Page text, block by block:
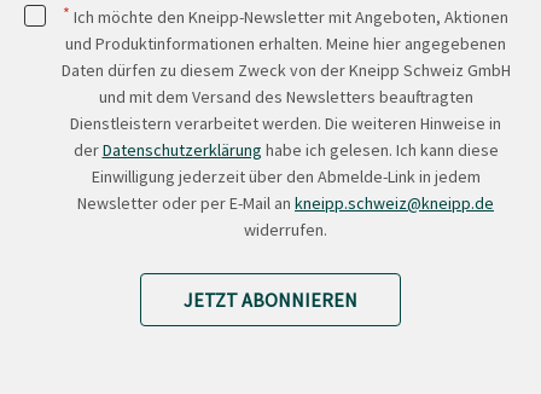
* Ich möchte den Kneipp-Newsletter mit Angeboten, Aktionen
und Produktinformationen erhalten. Meine hier angegebenen
Daten dürfen zu diesem Zweck von der Kneipp Schweiz GmbH
und mit dem Versand des Newsletters beauftragten
Dienstleistern verarbeitet werden. Die weiteren Hinweise in
derDatenschutzerklärung habe ich gelesen. Ich kann diese
Einwilligung jederzeit über den Abmelde-Link in jedem
Newsletter oder per E-Mail an kneipp.schweiz@kneipp.de
widerrufen.
JETZT ABONNIEREN